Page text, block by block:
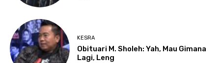
KESRA
Obituari M. Sholeh: Yah, Mau Gimana
Lagi, Leng